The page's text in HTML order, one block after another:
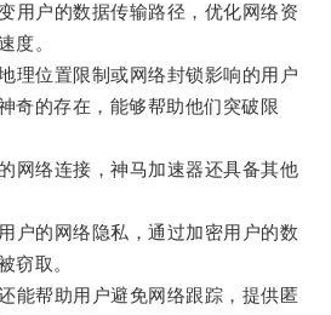
户的数据传输路径，优化网络资
度。
位置限制或网络封锁影响的用户
奇的存在，能够帮助他们突破限
络连接，神马加速器还具备其他
的网络隐私，通过加密用户的数
窃取。
帮助用户避免网络跟踪，提供匿